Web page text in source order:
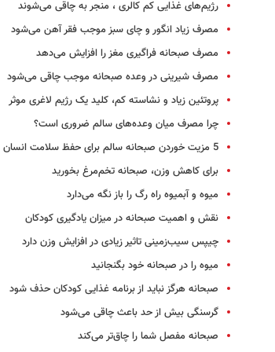
رژیم‌های غذایی کم کالری ، منجر به چاقی می‌شوند
مصرف زیاد انگور و چای سبز موجب فقر آهن می‌شود
مصرف صبحانه فراگیری مغز را افزایش می‌دهد
مصرف شیرینی در وعده صبحانه موجب چاقی می‌شود
پروتئین زیاد و نشاسته کم، کلید یک رژیم لاغری موثر
چرا مصرف میان وعده‌های سالم ضروری است؟
5 مزیت خوردن صبحانه سالم برای حفظ سلامت انسان
برای کاهش وزن، صبحانه تخم‌مرغ بخورید
میوه و آبمیوه راه رگ را باز نگه می‌دارد
نقش و اهمیت صبحانه در میزان یادگیری کودکان
چیپس سیب‌زمینی تاثیر زیادی در افزایش وزن دارد
میوه را در صبحانه خود بگنجانید
صبحانه هرگز نباید از برنامه غذایی کودکان حذف شود
گرسنگی بیش از حد باعث چاقی می‌شود
صبحانه مفصل شما را چاق‌تر می‌کند